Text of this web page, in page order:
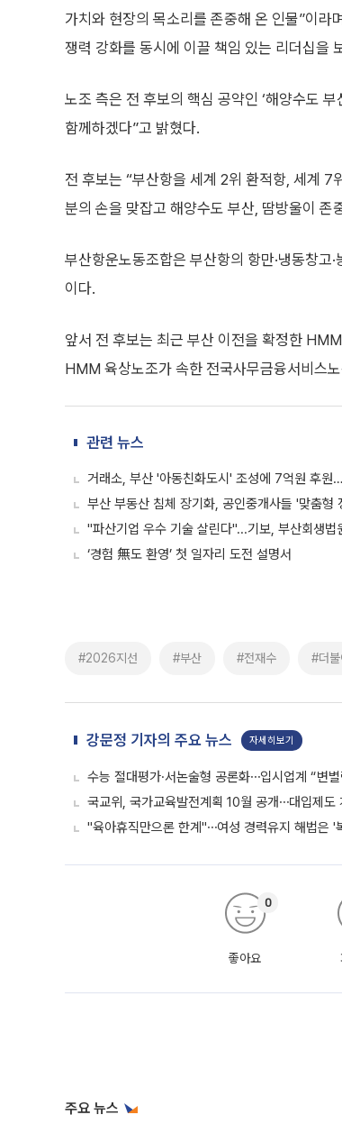
가치와 현장의 목소리를 존중해 온 인물”이라
쟁력 강화를 동시에 이끌 책임 있는 리더십을
노조 측은 전 후보의 핵심 공약인 ‘해양수도
함께하겠다”고 밝혔다.
전 후보는 “부산항을 세계 2위 환적항, 세계 7
분의 손을 맞잡고 해양수도 부산, 땀방울이 존
부산항운노동조합은 부산항의 항만·냉동창고
이다.
앞서 전 후보는 최근 부산 이전을 확정한
HMM 육상노조가 속한 전국사무금융서비스
관련 뉴스
거래소, 부산 '아동친화도시' 조성에 7억원 후원
부산 부동산 침체 장기화, 공인중개사들 '맞춤형
"파산기업 우수 기술 살린다"...기보, 부산회생법
‘경험 無도 환영’ 첫 일자리 도전 설명서
#2026지선 #부산 #전재수 #더
강문정 기자의 주요 뉴스 자세히보기
수능 절대평가·서논술형 공론화⋯입시업계 “변
국교위, 국가교육발전계획 10월 공개⋯대입제도
"육아휴직만으론 한계"⋯여성 경력유지 해법은 '
좋아요
0
주요 뉴스